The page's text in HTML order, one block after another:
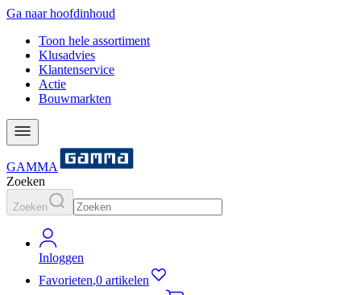
Ga naar hoofdinhoud
Toon hele assortiment
Klusadvies
Klantenservice
Actie
Bouwmarkten
GAMMA
Zoeken
Zoeken
Inloggen
Favorieten,0 artikelen